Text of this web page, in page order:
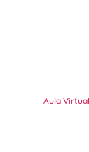
Aula Virtual